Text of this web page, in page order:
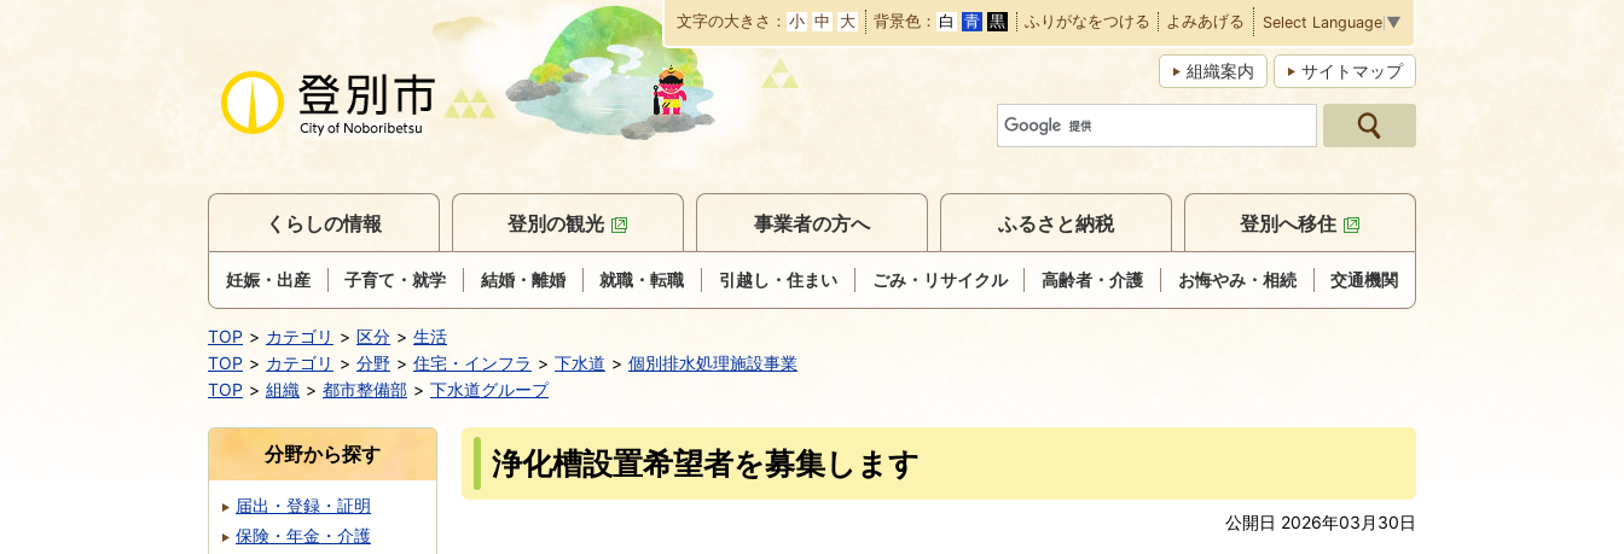
本
文
へ
移
動
文字の大きさ 小 中 大 背景色 白 青 黒 ふりがなをつける よみあげる Select Language ▼
組織案内 サイトマップ
くらしの情報
妊娠・出産 子育て・就学 結婚・離婚 就職・転職 引越し・住まい ごみ・リサイクル 高齢者・介護 お悔やみ・相続 交通機関
登別の観光 事業者の方へ ふるさと納税 登別へ移住
TOP カテゴリ 区分
生活
TOP
カテゴリ 分野 住宅・インフラ 下水道
個別排水処理施設事業
TOP
組織 都市整備部 下水道グループ
浄化槽設置希望者を募集します
公開日 2026年03月30日
分野から探す
届出・登録・証明
保険・年金・介護